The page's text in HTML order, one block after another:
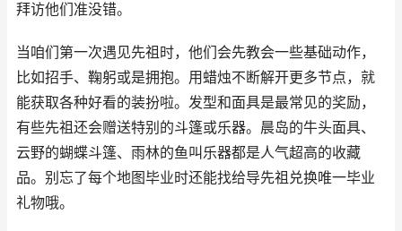
拜访他们准没错。
当咱们第一次遇见先祖时，他们会先教会一些基础动作，
比如招手、鞠躬或是拥抱。用蜡烛不断解开更多节点，就
能获取各种好看的装扮啦。发型和面具是最常见的奖励，
有些先祖还会赠送特别的斗篷或乐器。晨岛的牛头面具、
云野的蝴蝶斗篷、雨林的鱼叫乐器都是人气超高的收藏
品。别忘了每个地图毕业时还能找给导先祖兑换唯一毕业
礼物哦。